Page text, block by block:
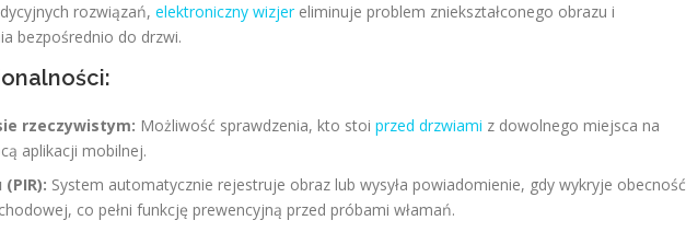
rozwiązań, elektroniczny wizjereliminuje problem zniekształconego obrazu i
bezpośrednio do drzwi.
rzeczywistym: Możliwość sprawdzenia, kto stoi przed drzwiami z dowolnego miejsca na
aplikacji mobilnej.
System automatycznie rejestruje obraz lub wysyła powiadomienie, gdy wykryje obecność
co pełni funkcję prewencyjną przed próbami włamań.